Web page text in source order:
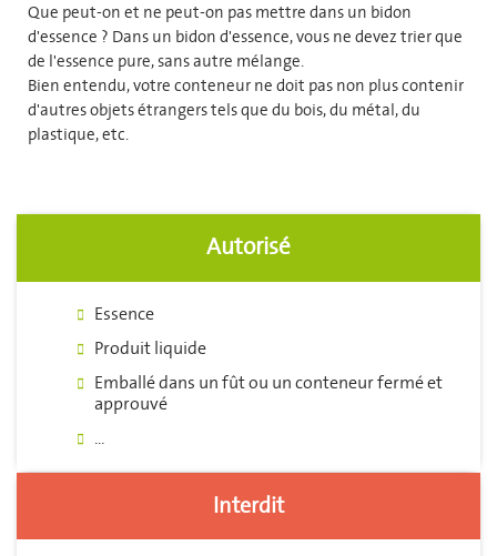
Que peut-on et ne peut-on pas mettre dans un bidon
d'essence ? Dans un bidon d'essence, vous ne devez trier que
de l'essence pure, sans autre mélange.
Bien entendu, votre conteneur ne doit pas non plus contenir
d'autres objets étrangers tels que du bois, du métal, du
plastique, etc.
Autorisé
Essence
Produit liquide
Emballé dans un fût ou un conteneur fermé et
approuvé
...
Interdit